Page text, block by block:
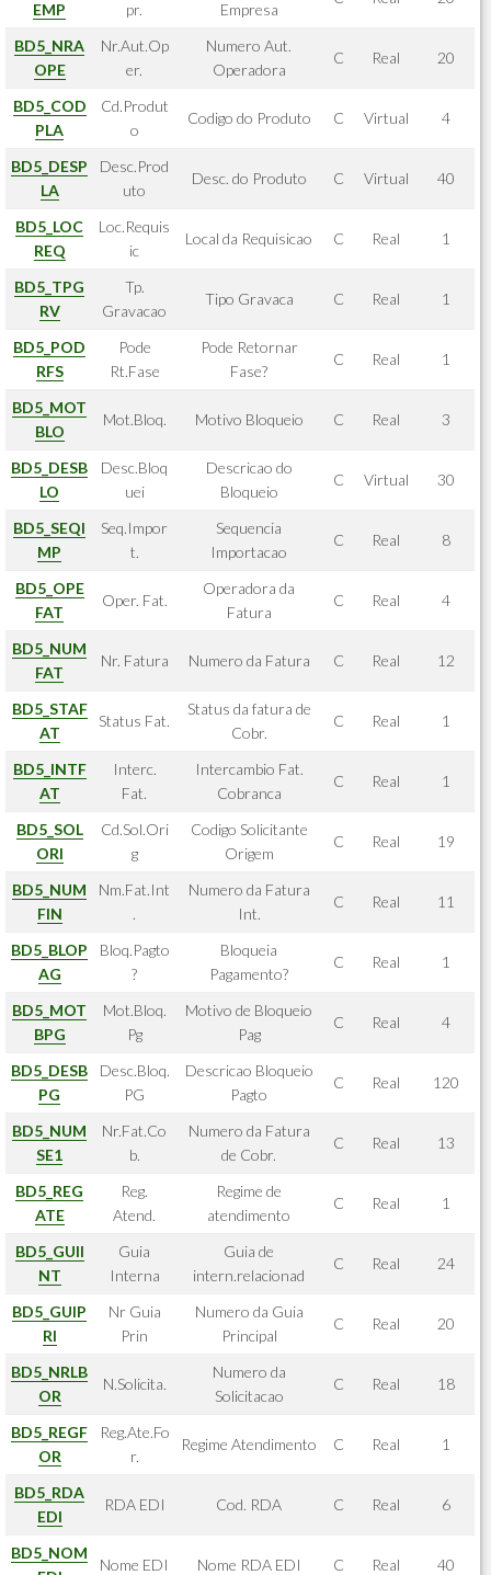
EMP pr. Empresa
BD5_NRA
OPE
Nr.Aut.Op
er.
Numero Aut.
Operadora
C Real 20
BD5_COD
PLA
Cd.Produt
o
Codigo do Produto C Virtual 4
BD5_DESP
LA
Desc.Prod
uto
Desc. do Produto C Virtual 40
BD5_LOC
REQ
Loc.Requis
ic
Local da Requisicao C Real 1
BD5_TPG
RV
Tp.
Gravacao
Tipo Gravaca C Real 1
BD5_POD
RFS
Pode
Rt.Fase
Pode Retornar
Fase?
C Real 1
BD5_MOT
BLO
Mot.Bloq. Motivo Bloqueio C Real 3
BD5_DESB
LO
Desc.Bloq
uei
Descricao do
Bloqueio
C Virtual 30
BD5_SEQI
MP
Seq.Impor
t.
Sequencia
Importacao
C Real 8
BD5_OPE
FAT
Oper. Fat.
Operadora da
Fatura
C Real 4
BD5_NUM
FAT
Nr. Fatura Numero da Fatura C Real 12
BD5_STAF
AT
Status Fat.
Status da fatura de
Cobr.
C Real 1
BD5_INTF
AT
Interc.
Fat.
Intercambio Fat.
Cobranca
C Real 1
BD5_SOL
ORI
Cd.Sol.Ori
g
Codigo Solicitante
Origem
C Real 19
BD5_NUM
FIN
Nm.Fat.Int
.
Numero da Fatura
Int.
C Real 11
BD5_BLOP
AG
Bloq.Pagto
?
Bloqueia
Pagamento?
C Real 1
BD5_MOT
BPG
Mot.Bloq.
Pg
Motivo de Bloqueio
Pag
C Real 4
BD5_DESB
PG
Desc.Bloq.
PG
Descricao Bloqueio
Pagto
C Real 120
BD5_NUM
SE1
Nr.Fat.Co
b.
Numero da Fatura
de Cobr.
C Real 13
BD5_REG
ATE
Reg.
Atend.
Regime de
atendimento
C Real 1
BD5_GUII
NT
Guia
Interna
Guia de
intern.relacionad
C Real 24
BD5_GUIP
RI
Nr Guia
Prin
Numero da Guia
Principal
C Real 20
BD5_NRLB
OR
N.Solicita.
Numero da
Solicitacao
C Real 18
BD5_REGF
OR
Reg.Ate.Fo
r.
Regime Atendimento C Real 1
BD5_RDA
EDI
RDA EDI Cod. RDA C Real 6
BD5_NOM
Nome EDI Nome RDA EDI C Real 40